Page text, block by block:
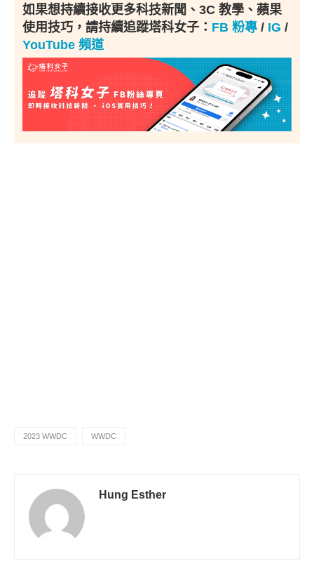
如果想持續接收更多科技新聞、3C 教學、蘋果
使用技巧，請持續追蹤塔科女子： FB 粉專 / IG /
YouTube 頻道
2023 WWDC WWDC
Hung Esther